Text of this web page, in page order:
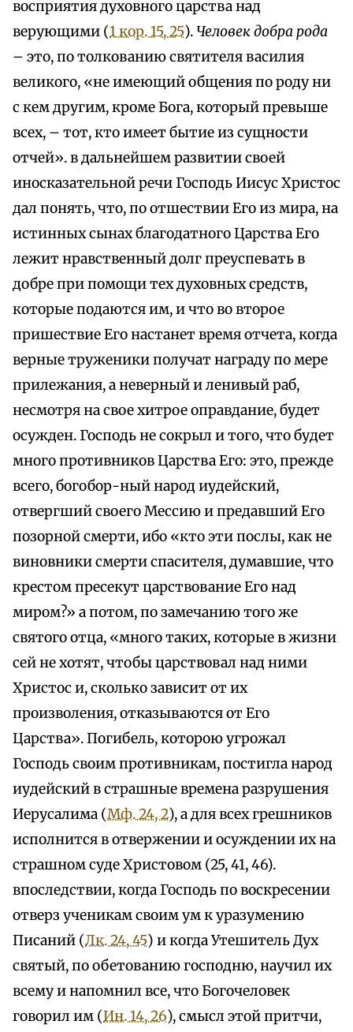
восприятия духовного царства над
верующими (1 кор. 15, 25). Человек добра рода
– это, по толкованию святителя василия
великого, «не имеющий общения по роду ни
с кем другим, кроме Бога, который превыше
всех, – тот, кто имеет бытие из сущности
отчей». в дальнейшем развитии своей
иносказательной речи Господь Иисус Христос
дал понять, что, по отшествии Его из мира, на
истинных сынах благодатного Царства Его
лежит нравственный долг преуспевать в
добре при помощи тех духовных средств,
которые подаются им, и что во второе
пришествие Его настанет время отчета, когда
верные труженики получат награду по мере
прилежания, а неверный и ленивый раб,
несмотря на свое хитрое оправдание, будет
осужден. Господь не сокрыл и того, что будет
много противников Царства Его: это, прежде
всего, богобор-ный народ иудейский,
отвергший своего Мессию и предавший Его
позорной смерти, ибо «кто эти послы, как не
виновники смерти спасителя, думавшие, что
крестом пресекут царствование Его над
миром?» а потом, по замечанию того же
святого отца, «много таких, которые в жизни
сей не хотят, чтобы царствовал над ними
Христос и, сколько зависит от их
произволения, отказываются от Его
Царства». Погибель, которою угрожал
Господь своим противникам, постигла народ
иудейский в страшные времена разрушения
Иерусалима (Мф. 24, 2), а для всех грешников
исполнится в отвержении и осуждении их на
страшном суде Христовом (25, 41, 46).
впоследствии, когда Господь по воскресении
отверз ученикам своим ум к уразумению
Писаний (Лк. 24, 45) и когда Утешитель Дух
святый, по обетованию господню, научил их
всему и напомнил все, что Богочеловек
говорил им (Ин. 14, 26), смысл этой притчи,